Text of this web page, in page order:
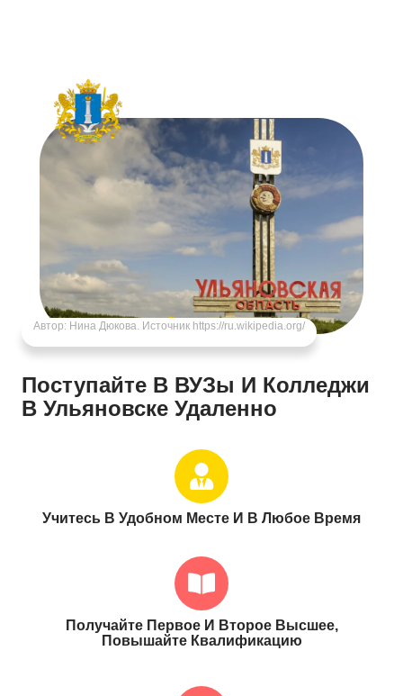
Автор: Нина Дюкова. Источник https://ru.wikipedia.org/
Поступайте В ВУЗы И Колледжи
В Ульяновске Удаленно
Учитесь В Удобном Месте И В Любое Время
Получайте Первое И Второе Высшее,
Повышайте Квалификацию